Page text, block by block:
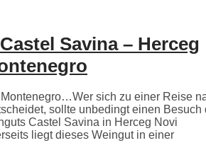
Savina – Herceg
sich zu einer Reise
sollte unbedingt einen Besuch
Castel Savina in Herceg Novi
liegt dieses Weingut in einer